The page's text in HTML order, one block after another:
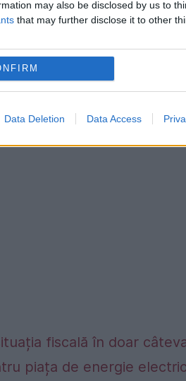
may also be disclosed by us to
that may further disclose it to other
Data Deletion Data Access
mai ales după ce le-au
FETELE cu PĂTRĂȚELE și
Galerie foto
fiscală în doar
piața de energie